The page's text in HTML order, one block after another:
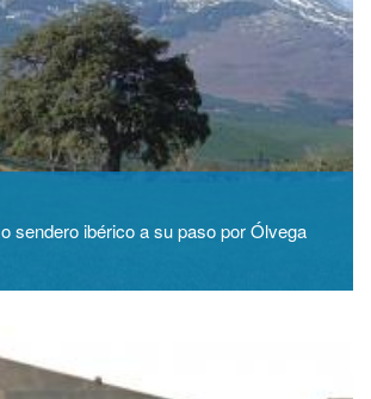
sendero ibérico a su paso por Ólvega